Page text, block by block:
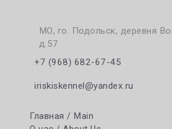
МО, го. Подольск, деревня
д.57
+7 (968) 682-67-45
iriskiskennel@yandex.ru
Главная / Main